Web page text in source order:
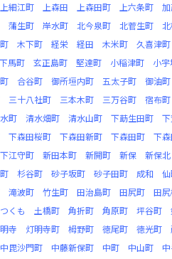
上細江町 上森田 上森田町 上六条町
蒲生町 岸水町 北今泉町 北菅生町
木下町 経栄 経田 木米町 久喜津町
下馬町 玄正島町 堅達町 小稲津町 小
合谷町 御所垣内町 五太子町 御油町
三十八社町 三本木町 三万谷町 宿布町
町 清水畑町 清水山町 下莇生田町
下森田桜町 下森田新町 下森田町 下
江守町 新田本町 新開町 新保 新保北
杉谷町 砂子坂町 砂子田町 成和
滝波町 竹生町 田治島町 田尻町 田
つくも 土橋町 角折町 角原町 坪谷町
寺 灯明寺町 栂野町 徳尾町 徳光町
中毘沙門町 中藤新保町 中町 中山町